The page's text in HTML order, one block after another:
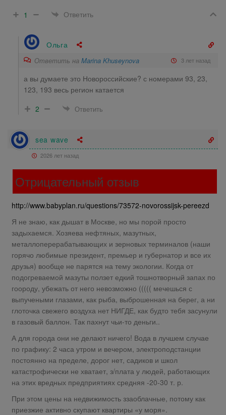
1
Ответить
Ольга
Ответить на Marina Khuseynova 3 лет назад
а вы думаете это Новороссийские? с номерами 93, 23,
123, 193 весь регион катается
2
Ответить
sea wave
2026 лет назад
Отрицательный отзыв
http://www.babyplan.ru/questions/73572-novorossijsk-pereezd
Я не знаю, как дышат в Москве, но мы порой просто
задыхаемся. Хозяева нефтяных, мазутных,
металлоперерабатывающих и зерновых терминалов (наши
горячо любимые президент, премьер и губернатор и все их
друзья) вообще не парятся на тему экологии. Когда от
подогреваемой мазуты ползет едкий тошнотворный запах по
гоороду, убежать от него невозможно ((((( мечешься с
выпучеными глазами, как рыба, выброшенная на берег, а ни
глоточка свежего воздуха нет НИГДЕ, как будто тебя засунули
в газовый баллон. Так пахнут чьи-то деньги..
А для города они не делают ничего! Вода в лучшем случае
по графику: 2 часа утром и вечером, электроподстанции
постоянно на пределе, дорог нет, садиков и школ
катастрофически не хватает, з/плата у людей, работающих
на этих вредных предприятиях средняя -20-30 т. р.
При этом цены на недвижимость ззаоблачные, потому как
приезжие активно скупают квартиры «у моря».